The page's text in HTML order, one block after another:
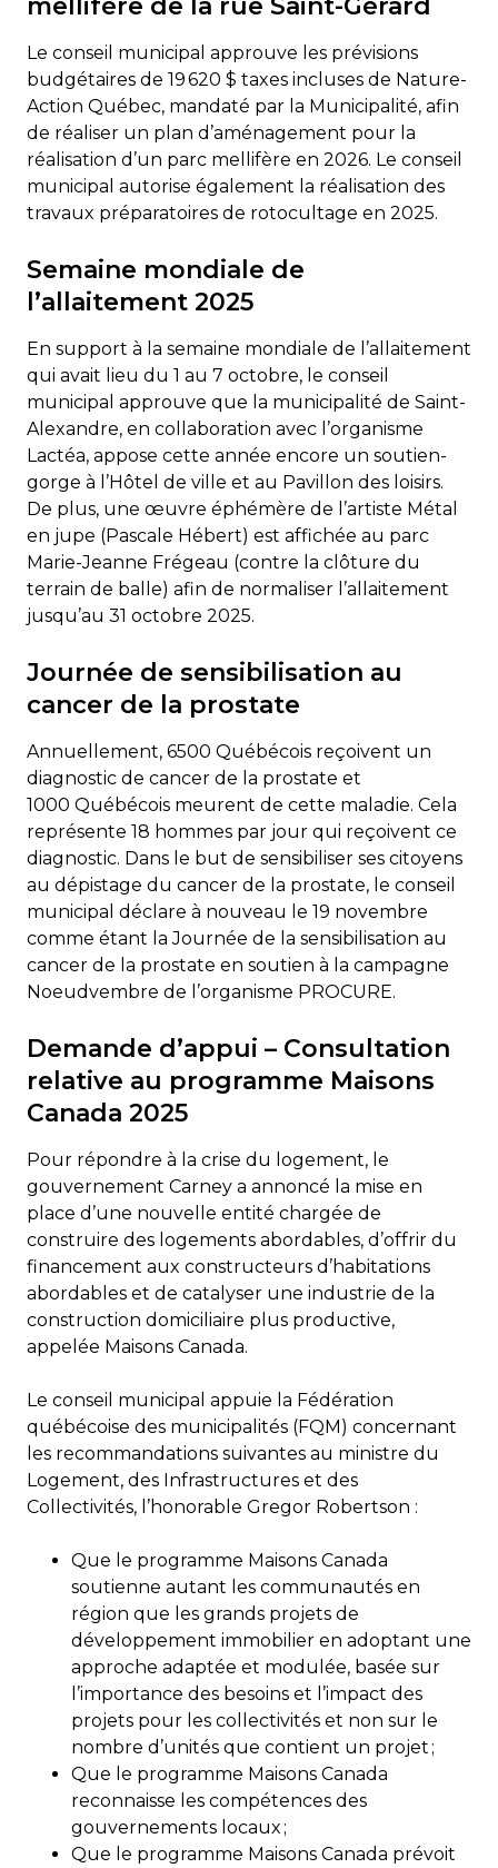
Le conseil municipal approuve les prévisions
budgétaires de 19 620 $ taxes incluses de Nature-
Action Québec, mandaté par la Municipalité, afin
de réaliser un plan d’aménagement pour la
réalisation d’un parc mellifère en 2026. Le conseil
municipal autorise également la réalisation des
travaux préparatoires de rotocultage en 2025.
Semaine mondiale de
l’allaitement 2025
En support à la semaine mondiale de l’allaitement
qui avait lieu du 1 au 7 octobre, le conseil
municipal approuve que la municipalité de Saint-
Alexandre, en collaboration avec l’organisme
Lactéa, appose cette année encore un soutien-
gorge à l’Hôtel de ville et au Pavillon des loisirs.
De plus, une œuvre éphémère de l’artiste Métal
en jupe (Pascale Hébert) est affichée au parc
Marie-Jeanne Frégeau (contre la clôture du
terrain de balle) afin de normaliser l’allaitement
jusqu’au 31 octobre 2025.
Journée de sensibilisation au
cancer de la prostate
Annuellement, 6500 Québécois reçoivent un
diagnostic de cancer de la prostate et
1000 Québécois meurent de cette maladie. Cela
représente 18 hommes par jour qui reçoivent ce
diagnostic. Dans le but de sensibiliser ses citoyens
au dépistage du cancer de la prostate, le conseil
municipal déclare à nouveau le 19 novembre
comme étant la Journée de la sensibilisation au
cancer de la prostate en soutien à la campagne
Noeudvembre de l’organisme PROCURE.
Demande d’appui – Consultation
relative au programme Maisons
Canada 2025
Pour répondre à la crise du logement, le
gouvernement Carney a annoncé la mise en
place d’une nouvelle entité chargée de
construire des logements abordables, d’offrir du
financement aux constructeurs d’habitations
abordables et de catalyser une industrie de la
construction domiciliaire plus productive,
appelée Maisons Canada.
Le conseil municipal appuie la Fédération
québécoise des municipalités (FQM) concernant
les recommandations suivantes au ministre du
Logement, des Infrastructures et des
Collectivités, l’honorable Gregor Robertson :
Que le programme Maisons Canada
soutienne autant les communautés en
région que les grands projets de
développement immobilier en adoptant une
approche adaptée et modulée, basée sur
l’importance des besoins et l’impact des
projets pour les collectivités et non sur le
nombre d’unités que contient un projet ;
Que le programme Maisons Canada
reconnaisse les compétences des
gouvernements locaux ;
Que le programme Maisons Canada prévoit